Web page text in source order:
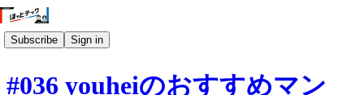
Subscribe Sign in
#036 youheiのおすすめマン